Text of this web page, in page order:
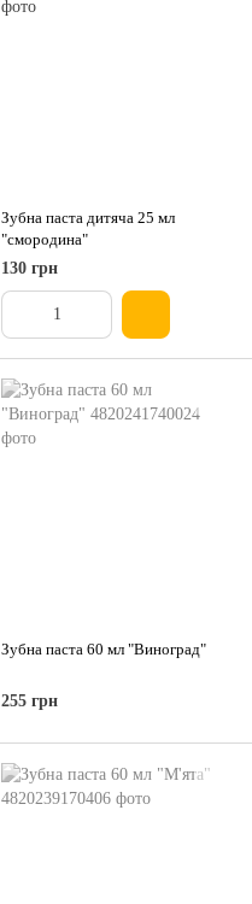
Зубна паста дитяча 25 мл
"смородина"
130 грн
Зубна паста 60 мл "Виноград"
255 грн